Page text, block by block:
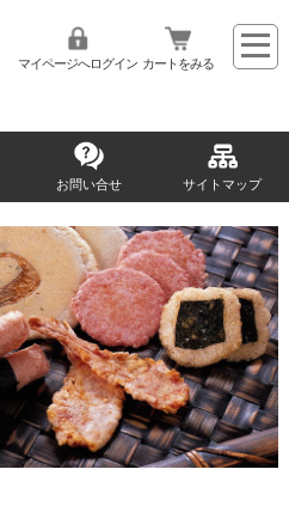
マイページへログイン カートをみる
お問い合せ サイトマップ